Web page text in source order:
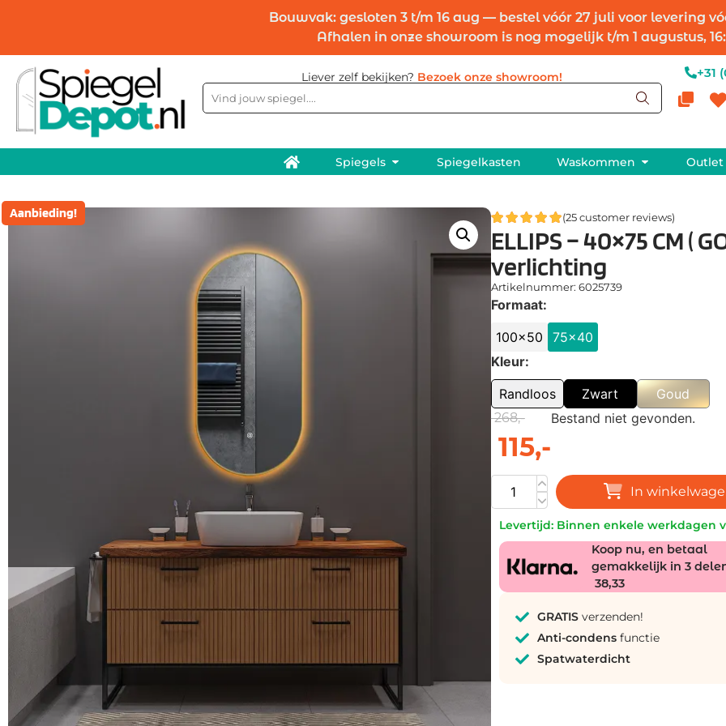
Bouwvak: gesloten 3 t/m 16 aug — bestel vóór 27 juli voor levering
Afhalen in onze showroom is nog mogelijk t/m 1 augustus,
Liever zelf bekijken? Bezoek onze showroom! +31
Spiegels Spiegelkasten Waskommen Outlet
Aanbieding! (25customer reviews)
ELLIPS – 40×75 CM (
verlichting
Artikelnummer: 6025739
Formaat:
100x50
75x40
Kleur:
Randloos
Zwart Goud
268,-
115,-
Bestand niet gevonden.
In
Levertijd: Binnen enkele werkdagen
Koop nu, en betaal
gemakkelijk in 3
38,33
GRATISverzenden!
Anti-condensfunctie
Spatwaterdicht